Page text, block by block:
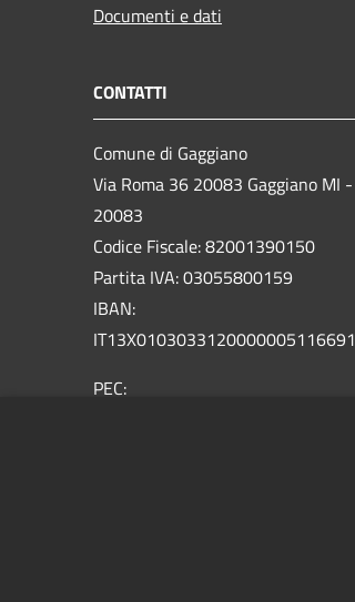
Documenti e dati
CONTATTI
Comune di Gaggiano
Via Roma 36 20083 Gaggiano MI -
20083
Codice Fiscale: 82001390150
Partita IVA: 03055800159
IBAN:
IT13X0103033120000005116691
PEC: